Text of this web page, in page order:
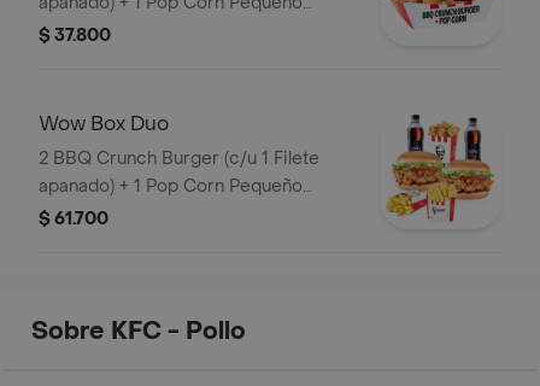
(Trocitos de pechuga pollo apanados)
$ 37.800
Wow Box Duo
2 BBQ Crunch Burger (c/u 1 Filete
apanado) + 1 Pop Corn Pequeño
(Trocitos de pechuga apanados) + 2
$ 61.700
Sobre KFC - Pollo